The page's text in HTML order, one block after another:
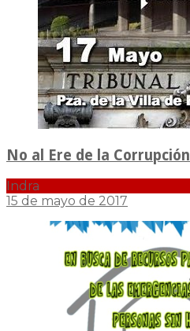
No al Ere de la Corrupción
Indra
15 de mayo de 2017